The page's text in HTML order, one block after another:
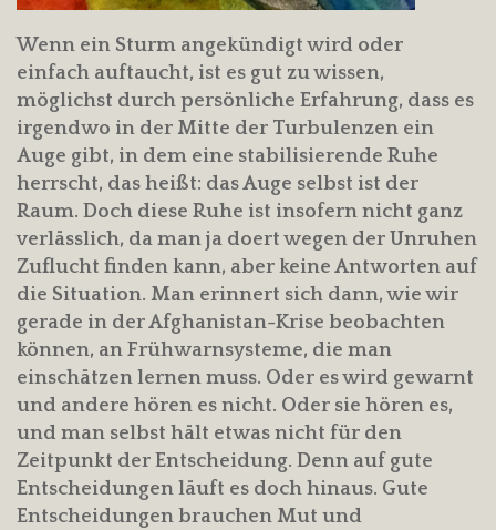
Wenn ein Sturm angekündigt wird oder
einfach auftaucht, ist es gut zu wissen,
möglichst durch persönliche Erfahrung, dass es
irgendwo in der Mitte der Turbulenzen ein
Auge gibt, in dem eine stabilisierende Ruhe
herrscht, das heißt: das Auge selbst ist der
Raum. Doch diese Ruhe ist insofern nicht ganz
verlässlich, da man ja doert wegen der Unruhen
Zuflucht finden kann, aber keine Antworten auf
die Situation. Man erinnert sich dann, wie wir
gerade in der Afghanistan-Krise beobachten
können, an Frühwarnsysteme, die man
einschätzen lernen muss. Oder es wird gewarnt
und andere hören es nicht. Oder sie hören es,
und man selbst hält etwas nicht für den
Zeitpunkt der Entscheidung. Denn auf gute
Entscheidungen läuft es doch hinaus. Gute
Entscheidungen brauchen Mut und